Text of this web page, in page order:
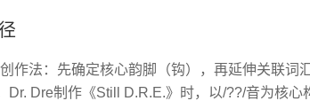
作法：先确定核心韵脚（钩），再延伸关联词汇
Dr. Dre制作《Still D.R.E.》时，以/??/音为核心